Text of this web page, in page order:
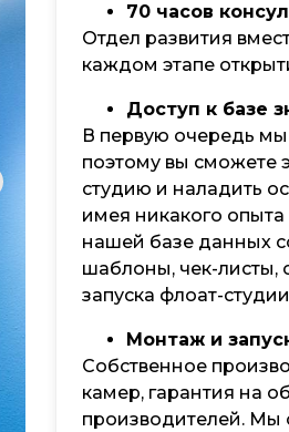
70 часов
Отдел развития
каждом этапе
Доступ к базе
В первую очередь
поэтому вы сможете
студию и наладить
имея никакого
нашей базе данных
шаблоны, чек-листы,
запуска флоат-студии
Монтаж и
Собственное
камер, гарантия на
производителей. Мы